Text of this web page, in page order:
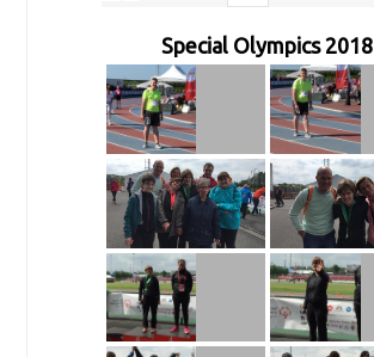
Special Olympics 2018